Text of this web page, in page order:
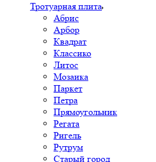
Тротуарная плита
Абрис
Арбор
Квадрат
Классико
Литос
Мозаика
Паркет
Петра
Прямоугольник
Регата
Ригель
Рутрум
Старый город